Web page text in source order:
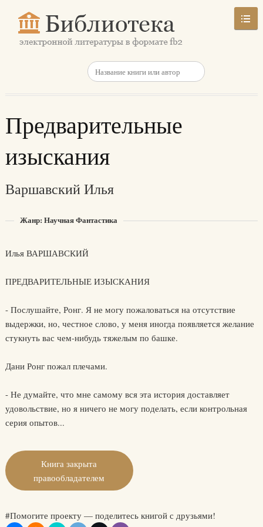
Предварительные
изыскания
Варшавский Илья
Жанр: Научная Фантастика
Илья ВАРШАВСКИЙ
ПРЕДВАРИТЕЛЬНЫЕ ИЗЫСКАНИЯ
- Послушайте, Ронг. Я не могу пожаловаться на отсутствие
выдержки, но, честное слово, у меня иногда появляется желание
стукнуть вас чем-нибудь тяжелым по башке.
Дани Ронг пожал плечами.
- Не думайте, что мне самому вся эта история доставляет
удовольствие, но я ничего не могу поделать, если контрольная
серия опытов...
Книга закрыта
правообладателем
#Помогите проекту — поделитесь книгой с друзьями!